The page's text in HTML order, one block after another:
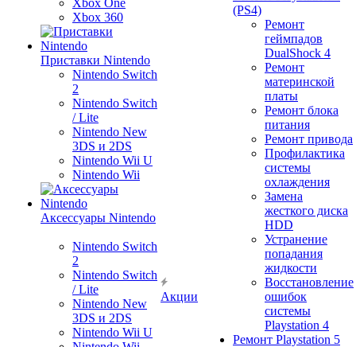
Xbox One
Xbox 360
Приставки Nintendo
Nintendo Switch
2
Nintendo Switch
/ Lite
Nintendo New
3DS и 2DS
Nintendo Wii U
Nintendo Wii
Аксессуары Nintendo
Nintendo Switch
2
Nintendo Switch
/ Lite
Nintendo New
3DS и 2DS
Nintendo Wii U
Акции
(PS4)
Ремонт
геймпадов
DualShock 4
Ремонт
материнской
платы
Ремонт блока
питания
Ремонт привода
Профилактика
системы
охлаждения
Замена
жесткого диска
HDD
Устранение
попадания
жидкости
Восстановление
ошибок
системы
Playstation 4
Ремонт Playstation 5